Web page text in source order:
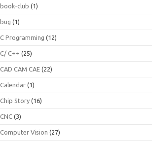
book-club (1)
bug (1)
C Programming (12)
C/ C++ (25)
CAD CAM CAE (22)
Calendar (1)
Chip Story (16)
CNC (3)
Computer Vision (27)